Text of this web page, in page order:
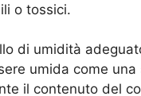
o tossici.
di umidità
umida come
il contenuto del